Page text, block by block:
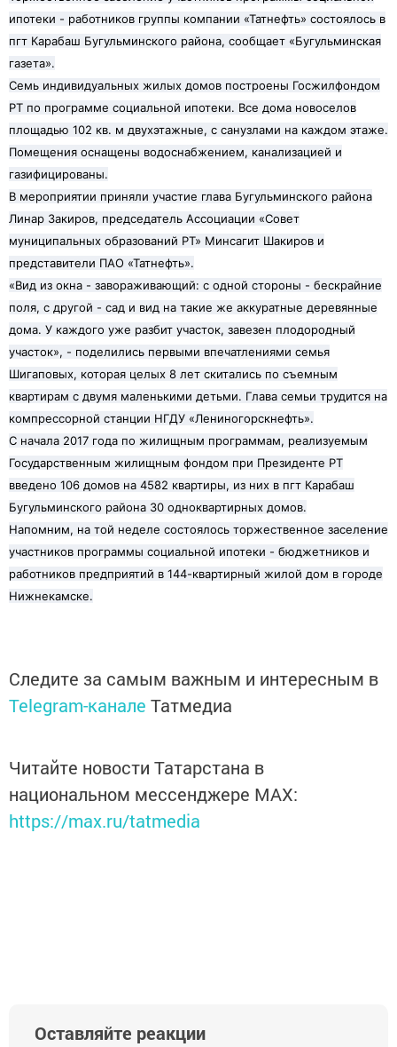
ипотеки - работников группы компании «Татнефть» состоялось в
пгт Карабаш Бугульминского района, сообщает «Бугульминская
газета».
Семь индивидуальных жилых домов построены Госжилфондом
РТ по программе социальной ипотеки. Все дома новоселов
площадью 102 кв. м двухэтажные, с санузлами на каждом этаже.
Помещения оснащены водоснабжением, канализацией и
газифицированы.
В мероприятии приняли участие глава Бугульминского района
Линар Закиров, председатель Ассоциации «Совет
муниципальных образований РТ» Минсагит Шакиров и
представители ПАО «Татнефть».
«Вид из окна - завораживающий: с одной стороны - бескрайние
поля, с другой - сад и вид на такие же аккуратные деревянные
дома. У каждого уже разбит участок, завезен плодородный
участок», - поделились первыми впечатлениями семья
Шигаповых, которая целых 8 лет скитались по съемным
квартирам с двумя маленькими детьми. Глава семьи трудится на
компрессорной станции НГДУ «Лениногорскнефть».
С начала 2017 года по жилищным программам, реализуемым
Государственным жилищным фондом при Президенте РТ
введено 106 домов на 4582 квартиры, из них в пгт Карабаш
Бугульминского района 30 одноквартирных домов.
Напомним, на той неделе состоялось торжественное заселение
участников программы социальной ипотеки - бюджетников и
работников предприятий в 144-квартирный жилой дом в городе
Нижнекамске.
Следите за самым важным и интересным в
Telegram-канале Татмедиа
Читайте новости Татарстана в
национальном мессенджере MАХ:
https://max.ru/tatmedia
Оставляйте реакции